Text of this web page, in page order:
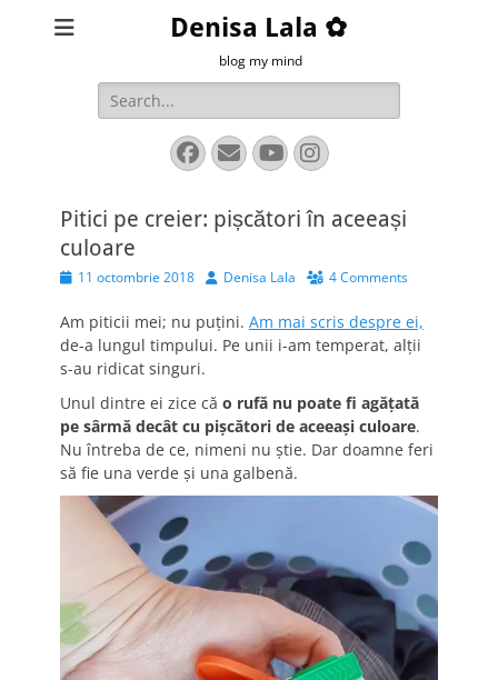
Denisa Lala ✿
blog my mind
Search
for:
Facebook
EmailYouTube
Instagram
Pitici pe creier: pișcători în aceeași
culoare
Posted11 octombrie 2018 AuthorDenisa Lala 4 Comments
Am piticii mei; nu puțini. Am mai scris despre ei,
de-a lungul timpului. Pe unii i-am temperat, alții
s-au ridicat singuri.
Unul dintre ei zice că o rufă nu poate fi agățată
pe sârmă decât cu pișcători de aceeași culoare.
Nu întreba de ce, nimeni nu știe. Dar doamne feri
să fie una verde și una galbenă.